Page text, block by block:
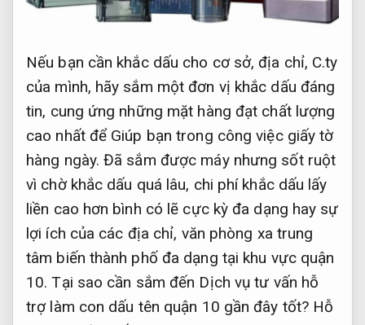
Nếu bạn cần khắc dấu cho cơ sở, địa chỉ, C.ty
của mình, hãy sắm một đơn vị khắc dấu đáng
tin, cung ứng những mặt hàng đạt chất lượng
cao nhất để Giúp bạn trong công việc giấy tờ
hàng ngày. Đã sắm được máy nhưng sốt ruột
vì chờ khắc dấu quá lâu, chi phí khắc dấu lấy
liền cao hơn bình có lẽ cực kỳ đa dạng hay sự
lợi ích của các địa chỉ, văn phòng xa trung
tâm biến thành phố đa dạng tại khu vực quận
10. Tại sao cần sắm đến Dịch vụ tư vấn hỗ
trợ làm con dấu tên quận 10 gần đây tốt? Hỗ